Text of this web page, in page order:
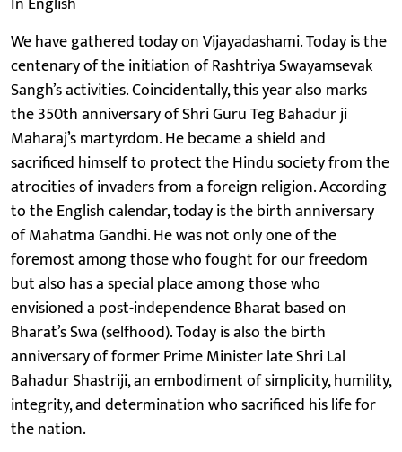
We have gathered today on Vijayadashami. Today is the
centenary of the initiation of Rashtriya Swayamsevak
Sangh’s activities. Coincidentally, this year also marks
the 350th anniversary of Shri Guru Teg Bahadur ji
Maharaj’s martyrdom. He became a shield and
sacrificed himself to protect the Hindu society from the
atrocities of invaders from a foreign religion. According
to the English calendar, today is the birth anniversary
of Mahatma Gandhi. He was not only one of the
foremost among those who fought for our freedom
but also has a special place among those who
envisioned a post-independence Bharat based on
Bharat’s Swa (selfhood). Today is also the birth
anniversary of former Prime Minister late Shri Lal
Bahadur Shastriji, an embodiment of simplicity, humility,
integrity, and determination who sacrificed his life for
the nation.